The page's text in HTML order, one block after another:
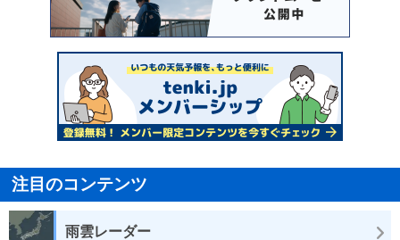
注目のコンテンツ
雨雲レーダー